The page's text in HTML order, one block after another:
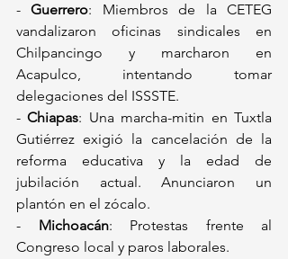
- Guerrero: Miembros de la CETEG
vandalizaron oficinas sindicales en
Chilpancingo y marcharon en
Acapulco, intentando tomar
delegaciones del ISSSTE.
- Chiapas: Una marcha-mitin en Tuxtla
Gutiérrez exigió la cancelación de la
reforma educativa y la edad de
jubilación actual. Anunciaron un
plantón en el zócalo.
- Michoacán: Protestas frente al
Congreso local y paros laborales.